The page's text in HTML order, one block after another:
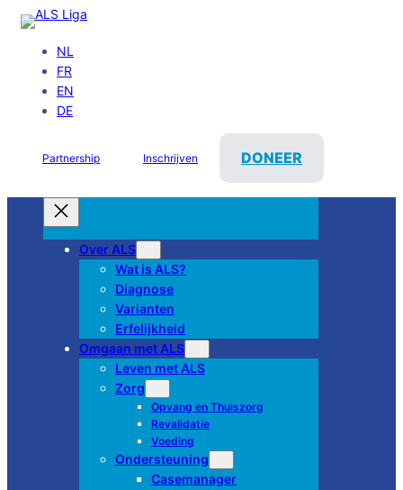
NL
FR
EN
DE
Partnership Inschrijven DONEER
Over ALS
Wat is ALS?
Diagnose
Varianten
Erfelijkheid
Omgaan met ALS
Leven met ALS
Zorg
Opvang en Thuiszorg
Revalidatie
Voeding
Ondersteuning
Casemanager